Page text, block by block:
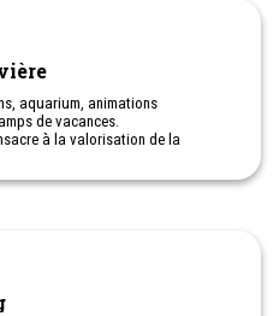
aquarium, animations
de vacances.
à la valorisation de la
aquatiques. Il permet